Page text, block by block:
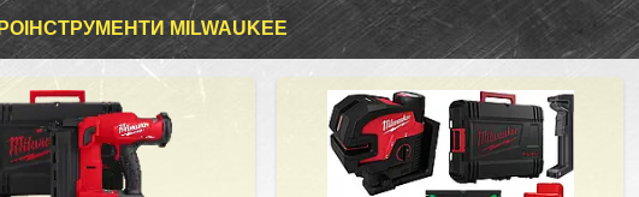
MILWAUKEE